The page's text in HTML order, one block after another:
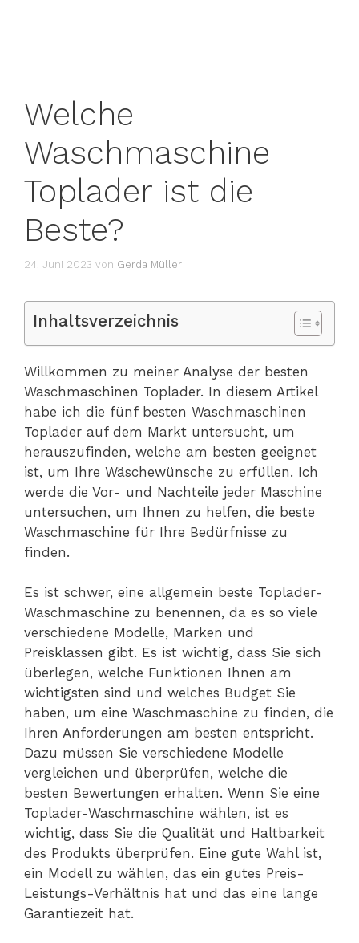
Welche
Waschmaschine
Toplader ist die
Beste?
24. Juni 2023 von Gerda Müller
Inhaltsverzeichnis
Willkommen zu meiner Analyse der besten
Waschmaschinen Toplader. In diesem Artikel
habe ich die fünf besten Waschmaschinen
Toplader auf dem Markt untersucht, um
herauszufinden, welche am besten geeignet
ist, um Ihre Wäschewünsche zu erfüllen. Ich
werde die Vor- und Nachteile jeder Maschine
untersuchen, um Ihnen zu helfen, die beste
Waschmaschine für Ihre Bedürfnisse zu
finden.
Es ist schwer, eine allgemein beste Toplader-
Waschmaschine zu benennen, da es so viele
verschiedene Modelle, Marken und
Preisklassen gibt. Es ist wichtig, dass Sie sich
überlegen, welche Funktionen Ihnen am
wichtigsten sind und welches Budget Sie
haben, um eine Waschmaschine zu finden, die
Ihren Anforderungen am besten entspricht.
Dazu müssen Sie verschiedene Modelle
vergleichen und überprüfen, welche die
besten Bewertungen erhalten. Wenn Sie eine
Toplader-Waschmaschine wählen, ist es
wichtig, dass Sie die Qualität und Haltbarkeit
des Produkts überprüfen. Eine gute Wahl ist,
ein Modell zu wählen, das ein gutes Preis-
Leistungs-Verhältnis hat und das eine lange
Garantiezeit hat.